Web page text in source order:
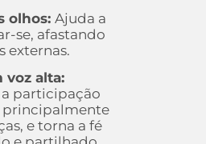
olhos: Ajuda a
se, afastando
externas.
voz alta:
a participação
principalmente
e torna a fé